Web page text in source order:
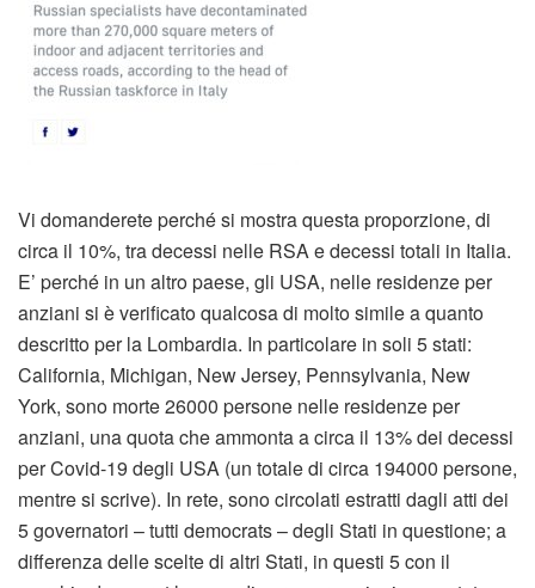
Vi domanderete perché si mostra questa proporzione, di
circa il 10%, tra decessi nelle RSA e decessi totali in Italia.
E’ perché in un altro paese, gli USA, nelle residenze per
anziani si è verificato qualcosa di molto simile a quanto
descritto per la Lombardia. In particolare in soli 5 stati:
California, Michigan, New Jersey, Pennsylvania, New
York, sono morte 26000 persone nelle residenze per
anziani, una quota che ammonta a circa il 13% dei decessi
per Covid-19 degli USA (un totale di circa 194000 persone,
mentre si scrive). In rete, sono circolati estratti dagli atti dei
5 governatori – tutti democrats – degli Stati in questione; a
differenza delle scelte di altri Stati, in questi 5 con il